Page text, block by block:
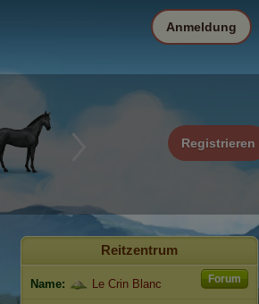
Registrieren
Anmeldung
Reitzentrum
Forum
Name: Le Crin Blanc